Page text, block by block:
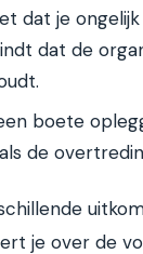
dat je
dat de
boete
de
je over de